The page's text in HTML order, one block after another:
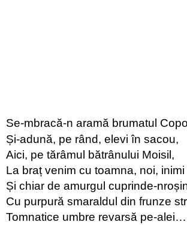
Se-mbracă-n aramă brumatul
Și-adună, pe rând, elevi în sacou,
Aici, pe tărâmul bătrânului Moisil,
La braț venim cu toamna, noi,
Și chiar de amurgul cuprinde-
Cu purpură smaraldul din frunze
Tomnatice umbre revarsă pe-alei…